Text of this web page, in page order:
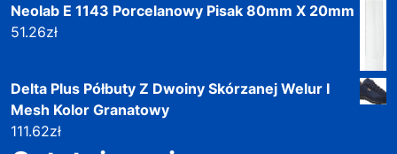
Neolab E 1143 Porcelanowy Pisak 80mm X 20mm
51.26zł
Delta Plus Półbuty Z Dwoiny Skórzanej Welur I
Mesh Kolor Granatowy
111.62zł